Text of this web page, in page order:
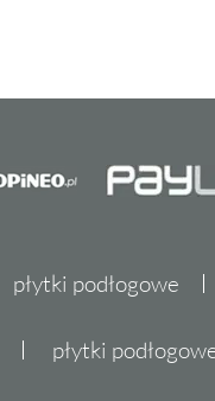
płytki podłogowe
płytki